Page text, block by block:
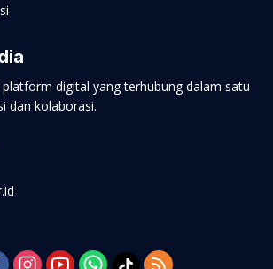
platform digital yang terhubung dalam satu
dan kolaborasi.